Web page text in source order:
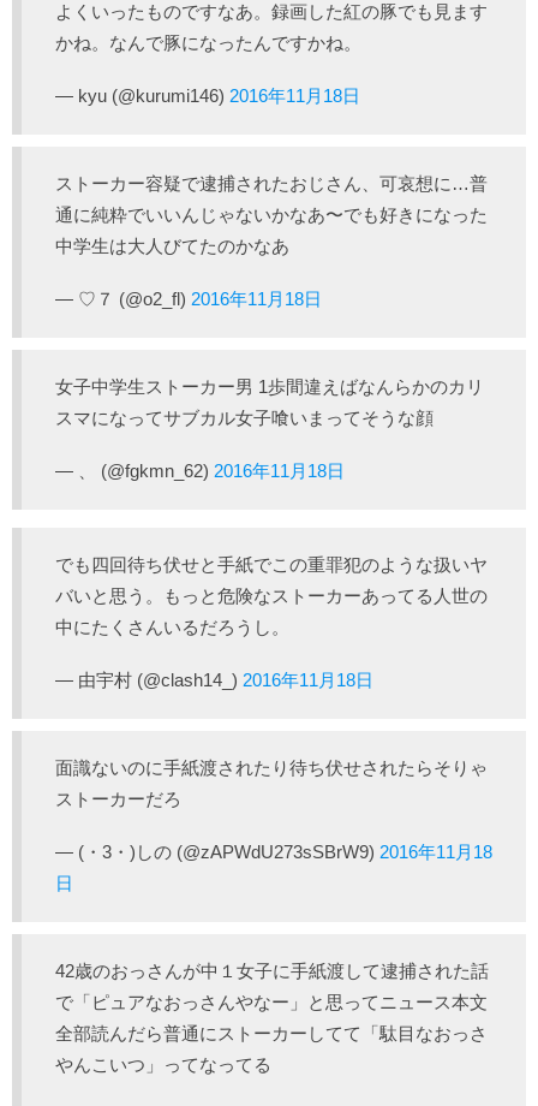
よくいったものですなあ。録画した紅の豚でも見ます
かね。なんで豚になったんですかね。
— kyu (@kurumi146) 2016年11月18日
ストーカー容疑で逮捕されたおじさん、可哀想に…普
通に純粋でいいんじゃないかなあ〜でも好きになった
中学生は大人びてたのかなあ
— ♡７ (@o2_fl) 2016年11月18日
女子中学生ストーカー男 1歩間違えばなんらかのカリ
スマになってサブカル女子喰いまってそうな顔
— 、 (@fgkmn_62) 2016年11月18日
でも四回待ち伏せと手紙でこの重罪犯のような扱いヤ
バいと思う。もっと危険なストーカーあってる人世の
中にたくさんいるだろうし。
— 由宇村 (@clash14_) 2016年11月18日
面識ないのに手紙渡されたり待ち伏せされたらそりゃ
ストーカーだろ
— (・3・)しの (@zAPWdU273sSBrW9) 2016年11月18
日
42歳のおっさんが中１女子に手紙渡して逮捕された話
で「ピュアなおっさんやなー」と思ってニュース本文
全部読んだら普通にストーカーしてて「駄目なおっさ
やんこいつ」ってなってる